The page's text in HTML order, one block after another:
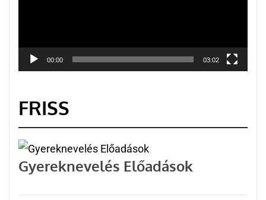
00:00 03:02
FRISS
Gyereknevelés Előadások